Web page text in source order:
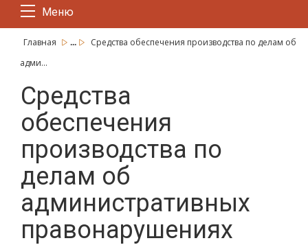
Меню
Главная ...
Средства обеспечения производства по делам об
адми...
Средства
обеспечения
производства по
делам об
административных
правонарушениях